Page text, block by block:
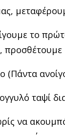
το
(Πάντα
ταψί
να